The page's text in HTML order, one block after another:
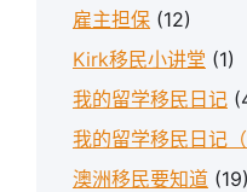
雇主担保 (12)
Kirk移民小讲堂 (1)
我的留学移民日记
我的留学移民日记（
澳洲移民要知道 (19)